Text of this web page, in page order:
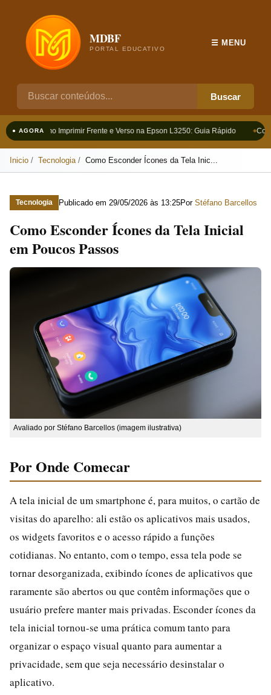
MDBF
PORTAL EDUCATIVO
Buscar
☰ MENU
● AGORAComo Imprimir Frente e Verso na Epson L3250: Guia Rápido
Inicio Tecnologia Como Esconder Ícones da Tela Inic...
Tecnologia Publicado em 29/05/2026 às 13:25Por Stéfano Barcellos
Como Esconder Ícones da Tela Inicial
em Poucos Passos
Avaliado por Stéfano Barcellos (imagem ilustrativa)
Por Onde Comecar
A tela inicial de um smartphone é, para muitos, o cartão de
visitas do aparelho: ali estão os aplicativos mais usados,
os widgets favoritos e o acesso rápido a funções
cotidianas. No entanto, com o tempo, essa tela pode se
tornar desorganizada, exibindo ícones de aplicativos que
raramente são abertos ou que contêm informações que o
usuário prefere manter mais privadas. Esconder ícones da
tela inicial tornou-se uma prática comum tanto para
organizar o espaço visual quanto para aumentar a
privacidade, sem que seja necessário desinstalar o
aplicativo.